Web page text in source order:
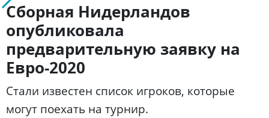
Сборная Нидерландов
опубликовала
предварительную заявку на
Евро-2020
Стали известен список игроков, которые
могут поехать на турнир.